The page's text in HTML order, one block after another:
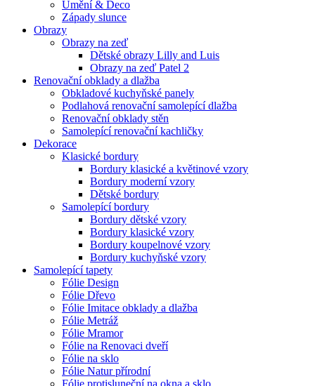
Umění & Deco
Západy slunce
Obrazy
Obrazy na zeď
Dětské obrazy Lilly and Luis
Obrazy na zeď Patel 2
Renovační obklady a dlažba
Obkladové kuchyňské panely
Podlahová renovační samolepící dlažba
Renovační obklady stěn
Samolepící renovační kachličky
Dekorace
Klasické bordury
Bordury klasické a květinové vzory
Bordury moderní vzory
Dětské bordury
Samolepící bordury
Bordury dětské vzory
Bordury klasické vzory
Bordury koupelnové vzory
Bordury kuchyňské vzory
Samolepící tapety
Fólie Design
Fólie Dřevo
Fólie Imitace obklady a dlažba
Fólie Metráž
Fólie Mramor
Fólie na Renovaci dveří
Fólie na sklo
Fólie Natur přírodní
Fólie protisluneční na okna a sklo